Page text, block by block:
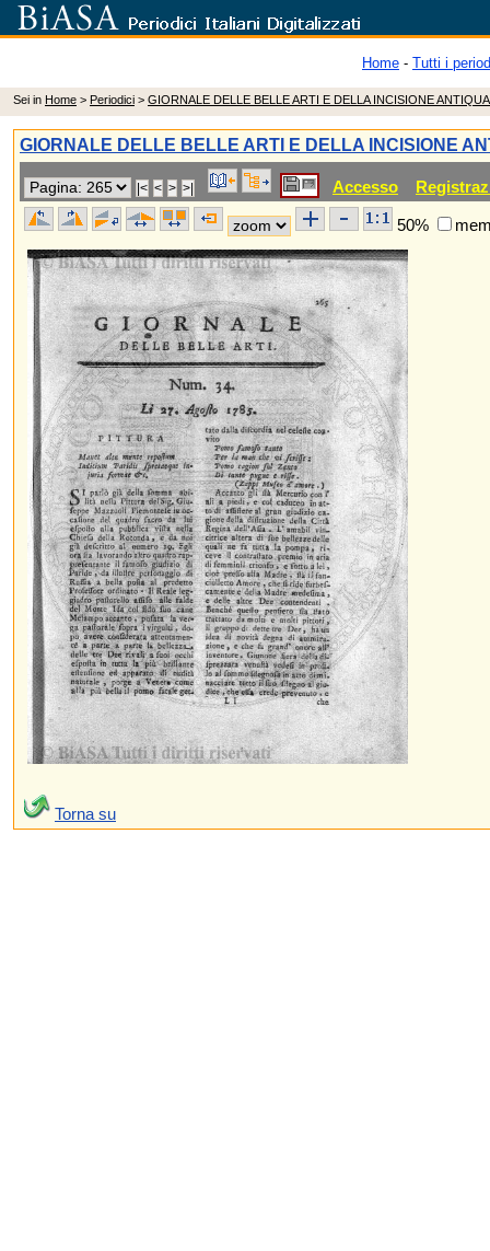
Home - Tutti i
Sei in Home > Periodici > GIORNALE DELLE BELLE ARTI E DELLA INCISIONE
GIORNALE DELLE BELLE ARTI E DELLA INCISIONE
Accesso
50%
Torna su